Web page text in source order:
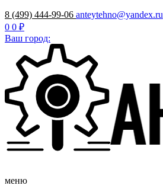
8 (499) 444-99-06 anteytehno@yandex.ru
0 0 ₽
Ваш город:
меню